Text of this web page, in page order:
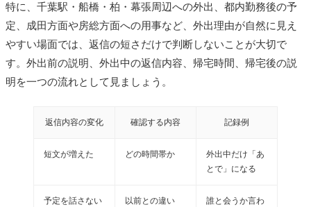
特に、千葉駅・船橋・柏・幕張周辺への外出、都内勤務後の予
定、成田方面や房総方面への用事など、外出理由が自然に見え
やすい場面では、返信の短さだけで判断しないことが大切で
す。外出前の説明、外出中の返信内容、帰宅時間、帰宅後の説
明を一つの流れとして見ましょう。
返信内容の変化 確認する内容 記録例
短文が増えた どの時間帯か
外出中だけ「あ
とで」になる
予定を話さない 以前との違い
誰と会うか言わ